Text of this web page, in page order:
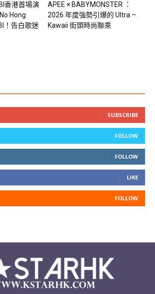
香港首場演
Hong
！告白歌迷
APEE × BABYMONSTER ：
2026 年度強勢引爆的 Ultra –
Kawaii 街頭時尚聯乘
SUBSCRIBE
FOLLOW
FOLLOW
LIKE
FOLLOW